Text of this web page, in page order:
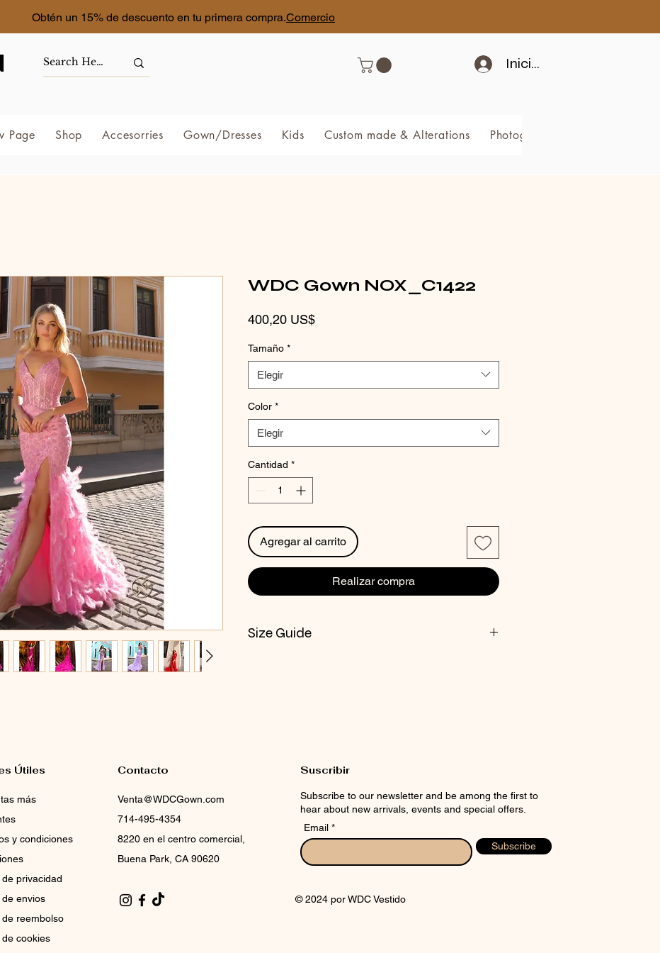
Obtén un 15% de descuento en tu primera compra.Comercio
Iniciar sesión
Page Shop Accesorries Gown/Dresses Kids Custom made & Alterations Photography & Video
WDC Gown NOX_C1422
400,20 US$Precio
Tamaño *
Elegir
Color *
Elegir
Cantidad *
Agregar al carrito
Realizar compra
Size Guide
Útiles
más
y condiciones
privacidad
de envios
de reembolso
de cookies
Contacto
Venta@WDCGown.com
714-495-4354
8220 en el centro comercial,
Buena Park, CA 90620
Suscribir
Subscribe to our newsletter and be among the first to
hear about new arrivals, events and special offers.
Email
Subscribe
© 2024 por WDC Vestido